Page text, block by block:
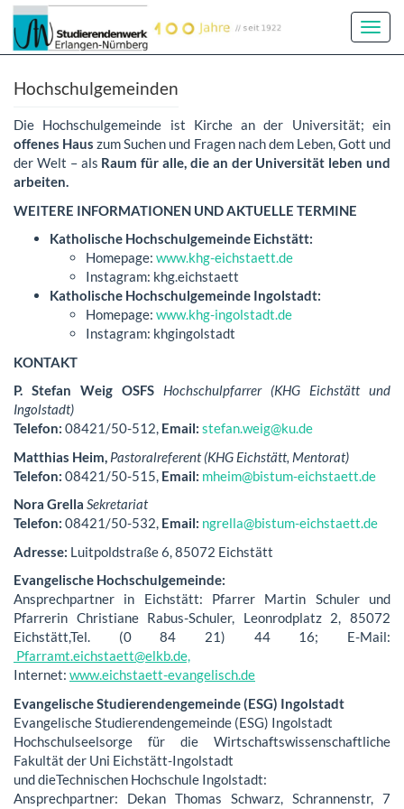
Hochschulgemeinden
Die Hochschulgemeinde ist Kirche an der Universität; ein
offenes Haus zum Suchen und Fragen nach dem Leben, Gott und
der Welt – als Raum für alle, die an der Universität leben und
arbeiten.
WEITERE INFORMATIONEN UND AKTUELLE TERMINE
Katholische Hochschulgemeinde Eichstätt:
Homepage: www.khg-eichstaett.de
Instagram: khg.eichstaett
Katholische Hochschulgemeinde Ingolstadt:
Homepage: www.khg-ingolstadt.de
Instagram: khgingolstadt
KONTAKT
P. Stefan Weig OSFS Hochschulpfarrer (KHG Eichstätt und
Ingolstadt)
Telefon: 08421/50-512, Email: stefan.weig@ku.de
Matthias Heim, Pastoralreferent (KHG Eichstätt, Mentorat)
Telefon: 08421/50-515, Email: mheim@bistum-eichstaett.de
Nora Grella Sekretariat
Telefon: 08421/50-532, Email: ngrella@bistum-eichstaett.de
Adresse: Luitpoldstraße 6, 85072 Eichstätt
Evangelische Hochschulgemeinde:
Ansprechpartner in Eichstätt: Pfarrer Martin Schuler und
Pfarrerin Christiane Rabus-Schuler, Leonrodplatz 2, 85072
Eichstätt,Tel. (0 84 21) 44 16; E-Mail:
Pfarramt.eichstaett@elkb.de,
Internet: www.eichstaett-evangelisch.de
Evangelische Studierendengemeinde (ESG) Ingolstadt
Evangelische Studierendengemeinde (ESG) Ingolstadt
Hochschulseelsorge für die Wirtschaftswissenschaftliche
Fakultät der Uni Eichstätt-Ingolstadt
und dieTechnischen Hochschule Ingolstadt:
Ansprechpartner: Dekan Thomas Schwarz, Schrannenstr, 7